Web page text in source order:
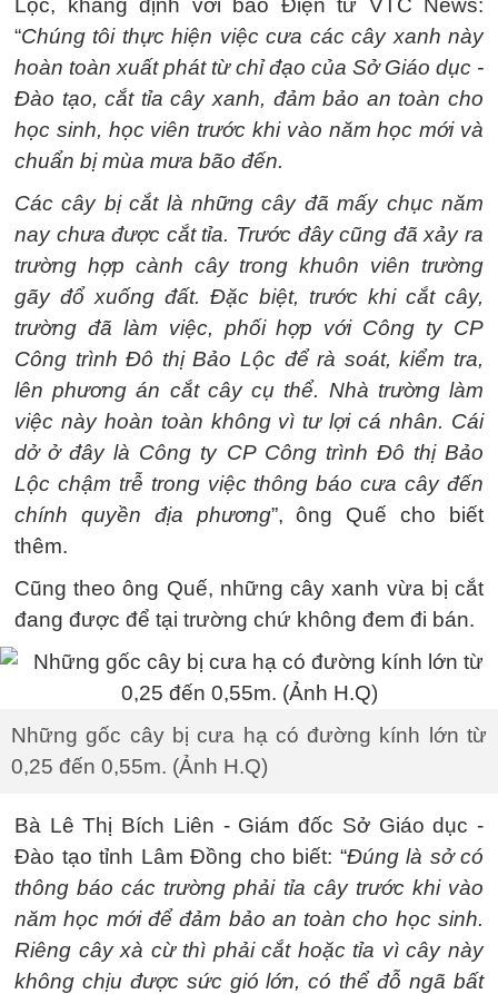
Lộc, khẳng định với báo Điện tử VTC News:
“Chúng tôi thực hiện việc cưa các cây xanh này
hoàn toàn xuất phát từ chỉ đạo của Sở Giáo dục -
Đào tạo, cắt tỉa cây xanh, đảm bảo an toàn cho
học sinh, học viên trước khi vào năm học mới và
chuẩn bị mùa mưa bão đến.
Các cây bị cắt là những cây đã mấy chục năm
nay chưa được cắt tỉa. Trước đây cũng đã xảy ra
trường hợp cành cây trong khuôn viên trường
gãy đổ xuống đất. Đặc biệt, trước khi cắt cây,
trường đã làm việc, phối hợp với Công ty CP
Công trình Đô thị Bảo Lộc để rà soát, kiểm tra,
lên phương án cắt cây cụ thể. Nhà trường làm
việc này hoàn toàn không vì tư lợi cá nhân. Cái
dở ở đây là Công ty CP Công trình Đô thị Bảo
Lộc chậm trễ trong việc thông báo cưa cây đến
chính quyền địa phương”, ông Quế cho biết
thêm.
Cũng theo ông Quế, những cây xanh vừa bị cắt
đang được để tại trường chứ không đem đi bán.
Những gốc cây bị cưa hạ có đường kính lớn từ
0,25 đến 0,55m. (Ảnh H.Q)
Bà Lê Thị Bích Liên - Giám đốc Sở Giáo dục -
Đào tạo tỉnh Lâm Đồng cho biết: “Đúng là sở có
thông báo các trường phải tỉa cây trước khi vào
năm học mới để đảm bảo an toàn cho học sinh.
Riêng cây xà cừ thì phải cắt hoặc tỉa vì cây này
không chịu được sức gió lớn, có thể đỗ ngã bất